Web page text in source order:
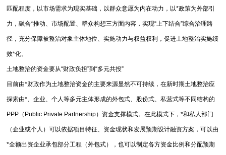
匹配程度，以市场需求为现实基础，以群众意愿为内在动力，以*政策为外部引
力，融合*推动、市场配置、群众构想三方面内容，实现“上下结合”综合治理路
径，充分保障被整治对象主体地位、实施动力与权益权利，促进土地整治实施绩
效*化。
土地整治的资金要从“财政负担”到“多元共投”
目前由*财政作为土地整治资金的主要来源显然不可持续，在新时期土地整治应
探索由*、企业、个人等多元主体形成的外包式、股份式、私营式等不同结构的
PPP（Public Private Partnership）资金支撑模式。在此模式下，*和私人部门
（企业或个人）可以依据项目特征、资金现状和发展预期设计融资方案，可以由
*全额出资企业承包部分工程（外包式），也可以制定各方资金比例和分配预期